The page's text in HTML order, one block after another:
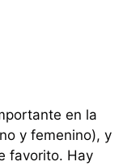
en la
y femenino), y
favorito. Hay